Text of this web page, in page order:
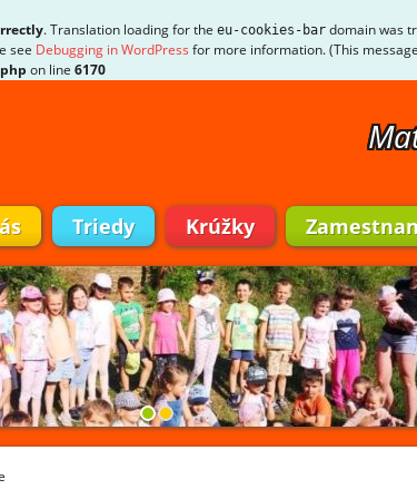
. Translation loading for the eu-cookies-bar domain was
see Debugging in WordPress for more information. (This
on line 6170
Triedy Krúžky